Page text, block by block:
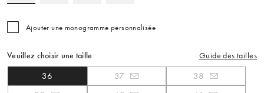
Ajouter une monogramme personnalisée
Veuillez choisir une taille Guide des tailles
36 37
38